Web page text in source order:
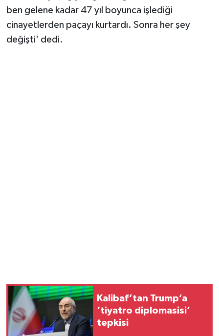
ben gelene kadar 47 yıl boyunca işlediği
cinayetlerden paçayı kurtardı. Sonra her şey
değişti' dedi.
Kalibaf’tan Trump’a
‘tiyatro diplomasisi’
tepkisi
Sokak Hayvanlarını Sahiplendirme
Sonsöz Özel